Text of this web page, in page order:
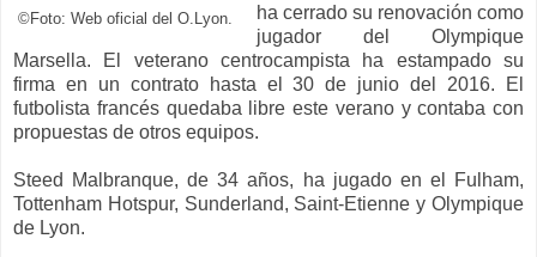
©Foto: Web oficial del O.Lyon.
ha cerrado su renovación como
jugador del Olympique
Marsella. El veterano centrocampista ha estampado su
firma en un contrato hasta el 30 de junio del 2016. El
futbolista francés quedaba libre este verano y contaba con
propuestas de otros equipos.
Steed Malbranque, de 34 años, ha jugado en el Fulham,
Tottenham Hotspur, Sunderland, Saint-Etienne y Olympique
de Lyon.